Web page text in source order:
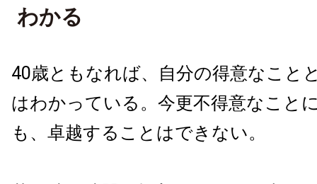
わかる
40歳ともなれば、自分の得意なこと
はわかっている。今更不得意なこと
も、卓越することはできない。